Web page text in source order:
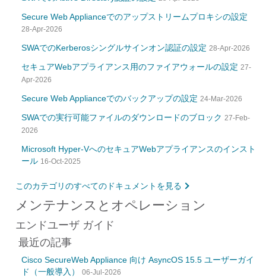
Secure Web Applianceでのアップストリームプロキシの設定
28-Apr-2026
SWAでのKerberosシングルサインオン認証の設定 28-Apr-2026
セキュアWebアプライアンス用のファイアウォールの設定 27-
Apr-2026
Secure Web Applianceでのバックアップの設定 24-Mar-2026
SWAでの実行可能ファイルのダウンロードのブロック 27-Feb-
2026
Microsoft Hyper-VへのセキュアWebアプライアンスのインスト
ール 16-Oct-2025
このカテゴリのすべてのドキュメントを見る
メンテナンスとオペレーション
エンドユーザ ガイド
最近の記事
Cisco SecureWeb Appliance 向け AsyncOS 15.5 ユーザーガイ
ド（一般導入） 06-Jul-2026